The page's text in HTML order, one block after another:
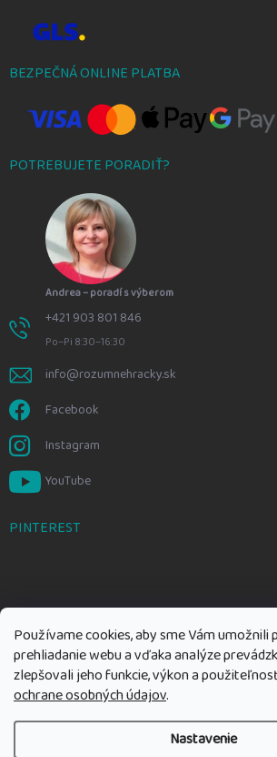
Používame cookies, aby sme Vám umožnili
prehliadanie webu a vďaka analýze
zlepšovali jeho funkcie, výkon a
ochrane osobných údajov.
Nastavenie
BEZPEČNÁ ONLINE PLATBA
POTREBUJETE PORADIŤ?
Andrea – poradí s výberom
+421 903 801 846
Po–Pi 8:30–16:30
info@rozumnehracky.sk
Facebook
Instagram
YouTube
PINTEREST